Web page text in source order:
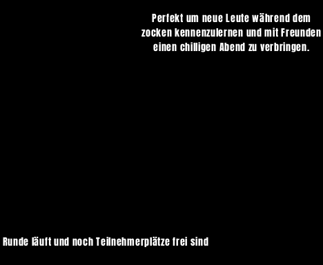
Perfekt um neue Leute während dem
zocken kennenzulernen und mit Freunden
einen chilligen Abend zu verbringen.
Runde läuft und nochTeilnehmerplätzefrei sind